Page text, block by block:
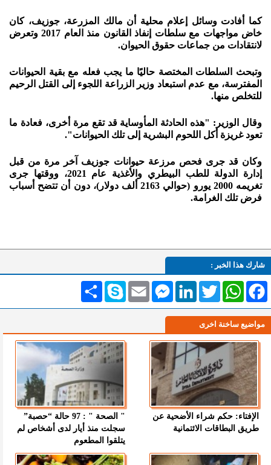
كما أفادت وسائل إعلام محلية أن مالك المزرعة، جوزيف، كان
خاض مواجهات مع سلطات إنفاذ القانون منذ العام 2017 وتعرض
لانتقادات من جماعات حقوق الحيوان.
وتبحث السلطات المختصة حاليًا ما يجب فعله مع بقية الحيوانات
المفترسة، مع عدم استبعاد وزير الزراعة اللجوء إلى القتل الرحيم
للتخلص منها.
وقال الوزير: "هذه الحادثة المأوساية قد تقع مرة أخرى، فعادة ما
تعود غريزة أكل اللحوم البشرية إلى تلك الحيوانات".
وكان قد جرى فحص مرزعة حيوانات جوزيف آخر مرة من قبل
إدارة الدولة للطب البيطري والأغذية عام 2021، ووقتها جرى
تغريمه 2000 يورو (حوالي 2163 ألف دولار)، دون أن تتضح أسباب
فرض تلك الغرامة.
شارك هذا الخبر :
انشر Skype Email
MessengerLinkedInTwitterWhatsAppFacebook
مواضيع ساخنة اخرى
الإفتاء: حكم شراء الأضحية عن
طريق البطاقات الائتمانية
" الصحة " : 97 حالة “حصبة”
سجلت منذ أيار لدى أشخاص لم
يتلقوا المطعوم